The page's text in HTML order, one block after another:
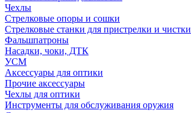
Чехлы
Стрелковые опоры и сошки
Стрелковые станки для пристрелки и чистки
Фальшпатроны
Насадки, чоки, ДТК
УСМ
Аксессуары для оптики
Прочие аксессуары
Чехлы для оптики
Инструменты для обслуживания оружия